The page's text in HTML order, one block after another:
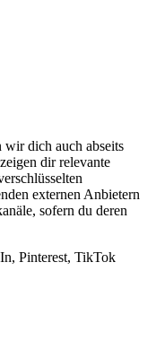
dich auch abseits
dir relevante
externen Anbietern
sofern du deren
Pinterest, TikTok